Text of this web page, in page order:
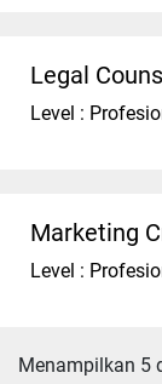
Legal
Level :
Marketing
Level :
Menampilkan 5